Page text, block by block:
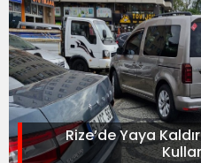
Rize’de Yaya